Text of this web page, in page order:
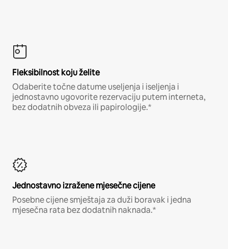
Fleksibilnost koju želite
Odaberite točne datume useljenja i iseljenja i
jednostavno ugovorite rezervaciju putem interneta,
bez dodatnih obveza ili papirologije.*
Jednostavno izražene mjesečne cijene
Posebne cijene smještaja za duži boravak i jedna
mjesečna rata bez dodatnih naknada.*